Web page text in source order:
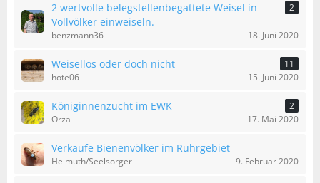
2 wertvolle belegstellenbegattete Weisel in
Vollvölker einweiseln.
2
benzmann36 18. Juni 2020
Weisellos oder doch nicht
11
hote06
15. Juni 2020
Königinnenzucht im EWK
2
Orza
17. Mai 2020
Verkaufe Bienenvölker im Ruhrgebiet
Helmuth/Seelsorger 9. Februar 2020